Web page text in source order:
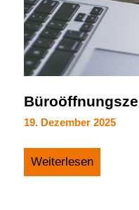
19. Dezember 2025
Weiterlesen